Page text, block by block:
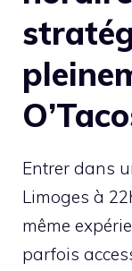
Entrer dans
Limoges à
même
parfois